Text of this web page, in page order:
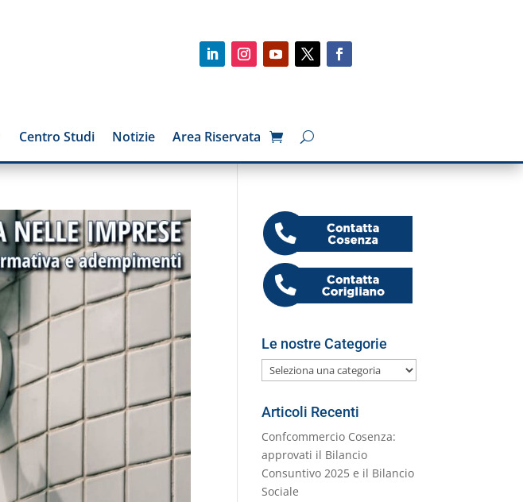
Centro Studi Notizie Area Riservata
Le nostre Categorie
Le
nostre
Categorie
Articoli Recenti
Confcommercio Cosenza:
approvati il Bilancio
Consuntivo 2025 e il Bilancio
Sociale